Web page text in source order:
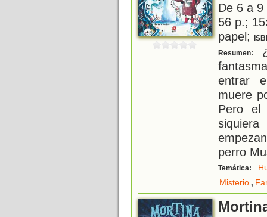
De 6 a
56 p.;
papel;
Resumen:
entrar
muere
Pero el
perro
Temática:
Misterio,